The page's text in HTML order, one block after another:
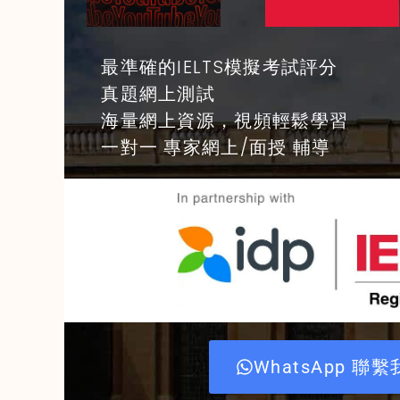
最準確的IELTS模擬考試評分
真題網上測試
海量網上資源，視頻輕鬆學習
一對一 專家網上/面授 輔導
WhatsApp 聯繫